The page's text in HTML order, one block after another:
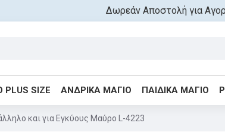
Δωρεάν Αποστολή για
PLUS SIZE ΑΝΔΡΙΚΆ ΜΑΓΙΌ ΠΑΙΔΙΚΆ ΜΑΓΙΌ
και για Εγκύους Μαύρο L-4223